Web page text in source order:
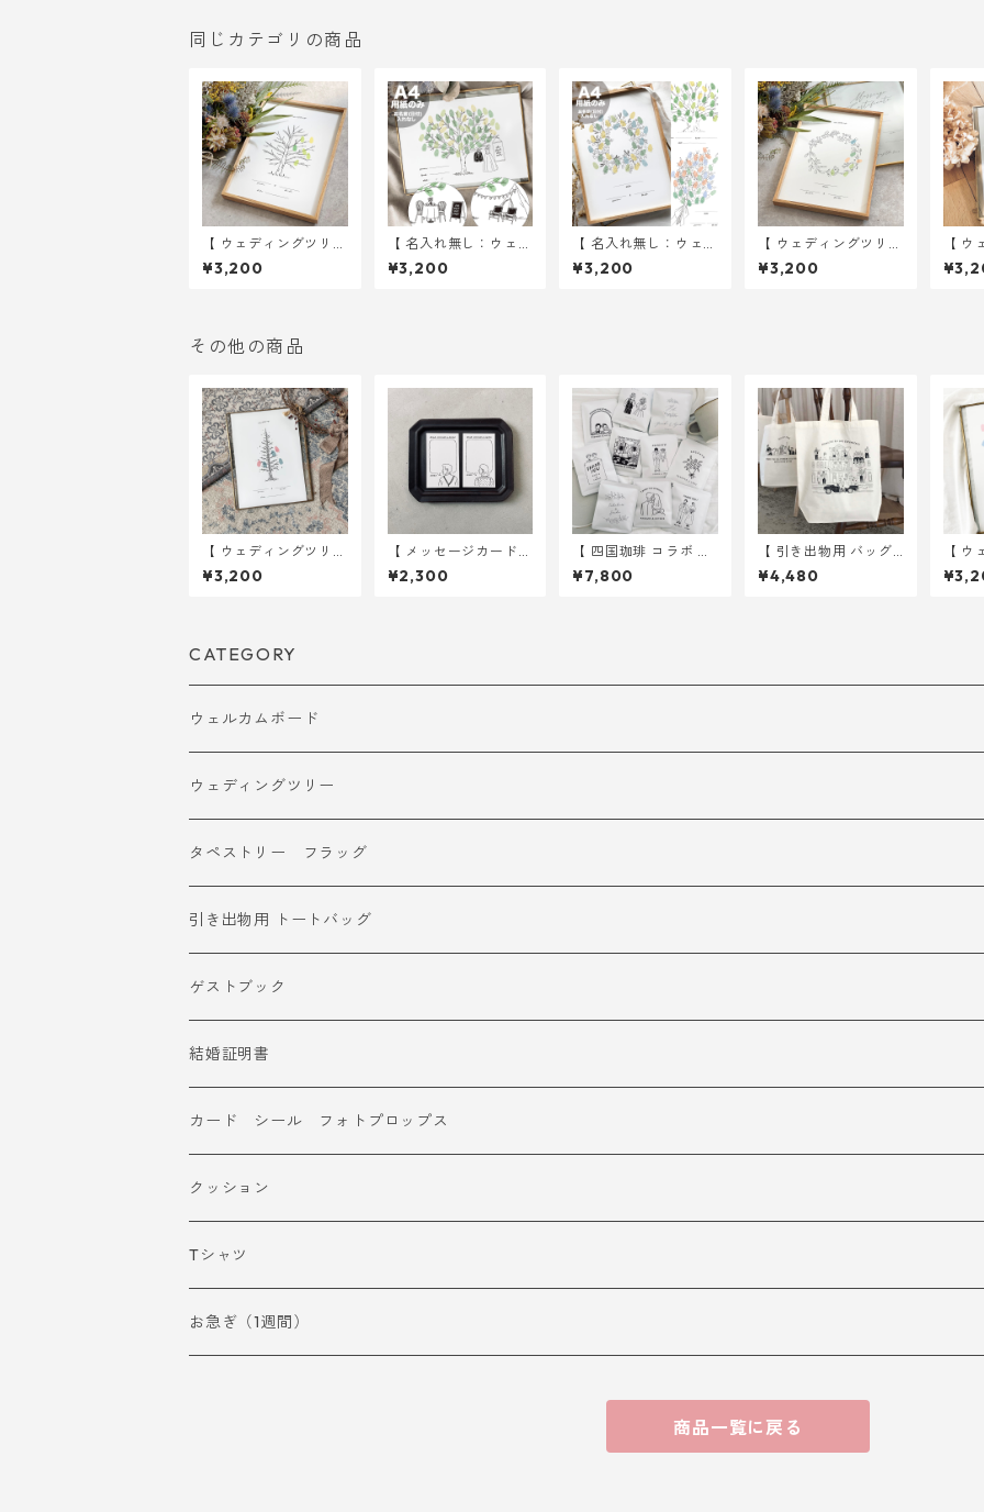
同じカテゴリの商品
【 ウェディングツリー
】 ツリー A4サイズ 用
紙のみ ｜ 結婚式 ウ
¥3,200
【 名入れ無し：ウェデ
ィングツリー 】 unde
r the tree A4サイズ
¥3,200
【 名入れ無し：ウェデ
ィングツリー 】 A4サ
イズ 用紙のみ ｜ 結婚
¥3,200
【 ウェディングツリー
】 リース A4サイズ 用
紙のみ ｜ 結婚式 ウ
¥3,200
【
】 チュ
イズ
その他の商品
【 ウェディングツリー
】 クリスマスツリー A
4サイズ 用紙のみ ｜
¥3,200
【 メッセージカード
】 ゲスト用 30枚 ｜
結婚式 ウェディング
¥2,300
【 四国珈琲 コラボ 】
20 種から選べる ドリ
ップバッグ 30個～ ｜
¥7,800
【 引き出物用 バッグ
】 CITY 10枚 ｜ 結婚
式 トートバッグ
¥4,480
【
】 ゆ
イズ
CATEGORY
ウェルカムボード
ウェディングツリー
タペストリー フラッグ
引き出物用 トートバッグ
ゲストブック
結婚証明書
カード シール フォトプロップス
クッション
Tシャツ
お急ぎ（1週間）
商品一覧に戻る